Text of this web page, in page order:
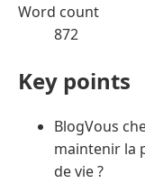
Word count
872
Key points
BlogVous
maintenir la
de vie ?